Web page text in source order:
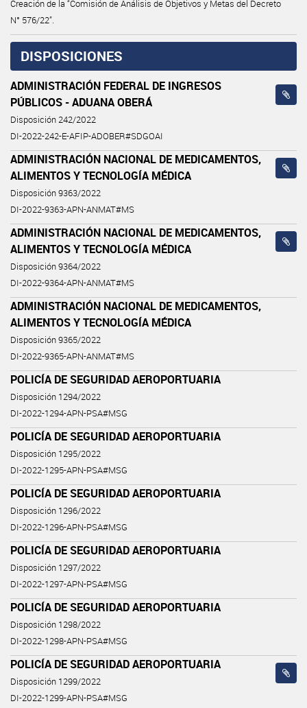
Creación de la “Comisión de Análisis de Objetivos y Metas del Decreto
N° 576/22”.
DISPOSICIONES
ADMINISTRACIÓN FEDERAL DE INGRESOS
PÚBLICOS - ADUANA OBERÁ
Disposición 242/2022
DI-2022-242-E-AFIP-ADOBER#SDGOAI
ADMINISTRACIÓN NACIONAL DE MEDICAMENTOS,
ALIMENTOS Y TECNOLOGÍA MÉDICA
Disposición 9363/2022
DI-2022-9363-APN-ANMAT#MS
ADMINISTRACIÓN NACIONAL DE MEDICAMENTOS,
ALIMENTOS Y TECNOLOGÍA MÉDICA
Disposición 9364/2022
DI-2022-9364-APN-ANMAT#MS
ADMINISTRACIÓN NACIONAL DE MEDICAMENTOS,
ALIMENTOS Y TECNOLOGÍA MÉDICA
Disposición 9365/2022
DI-2022-9365-APN-ANMAT#MS
POLICÍA DE SEGURIDAD AEROPORTUARIA
Disposición 1294/2022
DI-2022-1294-APN-PSA#MSG
POLICÍA DE SEGURIDAD AEROPORTUARIA
Disposición 1295/2022
DI-2022-1295-APN-PSA#MSG
POLICÍA DE SEGURIDAD AEROPORTUARIA
Disposición 1296/2022
DI-2022-1296-APN-PSA#MSG
POLICÍA DE SEGURIDAD AEROPORTUARIA
Disposición 1297/2022
DI-2022-1297-APN-PSA#MSG
POLICÍA DE SEGURIDAD AEROPORTUARIA
Disposición 1298/2022
DI-2022-1298-APN-PSA#MSG
POLICÍA DE SEGURIDAD AEROPORTUARIA
Disposición 1299/2022
DI-2022-1299-APN-PSA#MSG